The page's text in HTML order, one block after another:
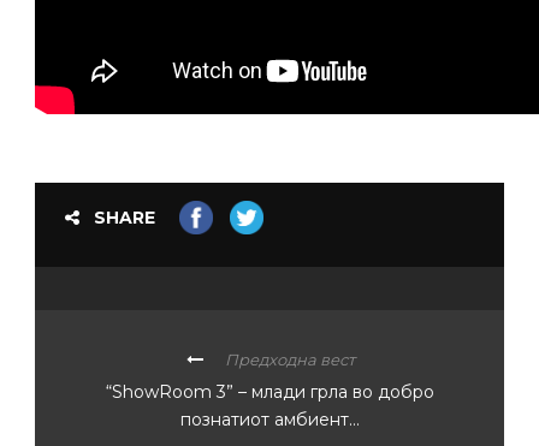
SHARE
Предходна вест
“ShowRoom 3” – млади грла во добро
познатиот амбиент…